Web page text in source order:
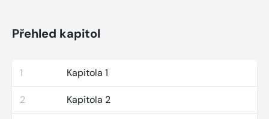
Přehled kapitol
1 Kapitola 1
2 Kapitola 2